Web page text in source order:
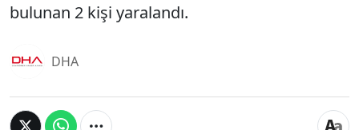
bulunan 2 kişi yaralandı.
DHA